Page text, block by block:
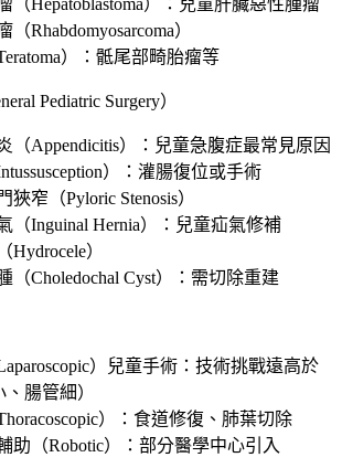
Rhabdomyosarcoma）
）：骶尾部畸胎瘤等
Pediatric Surgery）
（Appendicitis）：兒童急腹症最常見原因
）：灌腸復位或手術
狹窄（Pyloric Stenosis）
（Inguinal Hernia）：兒童疝氣修補
Hydrocele）
（Choledochal Cyst）：需切除重建
）兒童手術：技術挑戰遠高於
腸管細）
）：食道修復、肺葉切除
助（Robotic）：部分醫學中心引入